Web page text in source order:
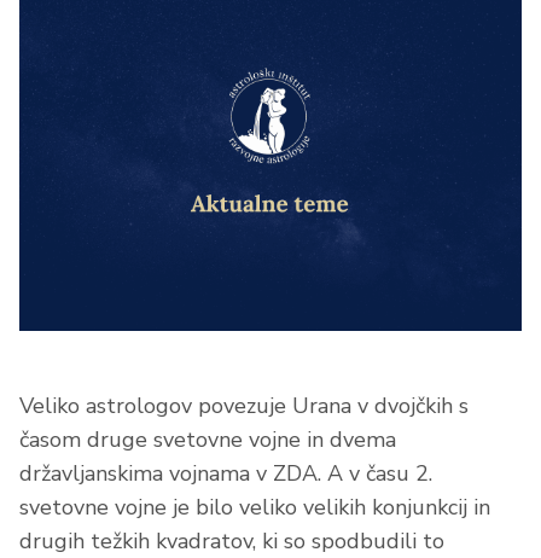
Veliko astrologov povezuje Urana v dvojčkih s
časom druge svetovne vojne in dvema
državljanskima vojnama v ZDA. A v času 2.
svetovne vojne je bilo veliko velikih konjunkcij in
drugih težkih kvadratov, ki so spodbudili to